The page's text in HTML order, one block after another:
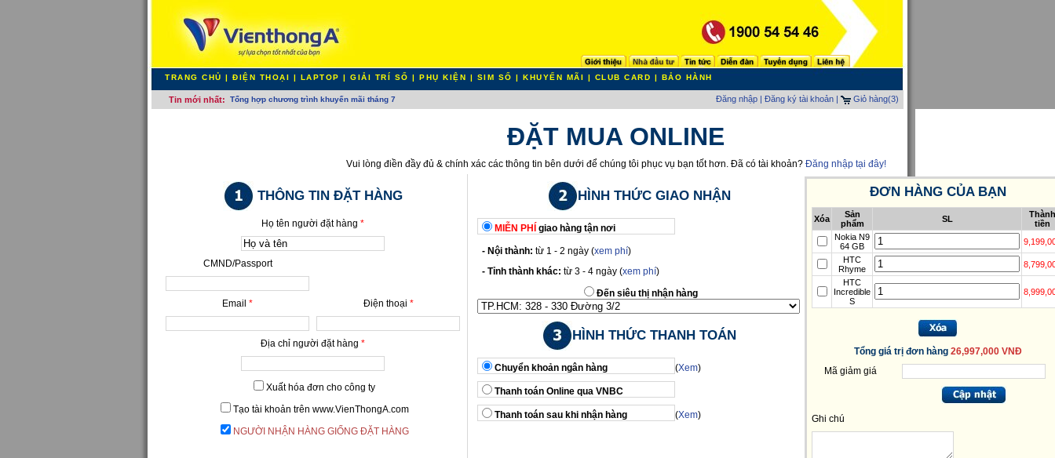
TRANG CHỦ | ĐIỆN THOẠI | LAPTOP | GIẢI TRÍ SỐ | PHỤ KIỆN | SIM SỐ | KHUYẾN MÃI | CLUB CARD | BẢO HÀNH
Tin mới nhất: Tổng hợp chương trình khuyến mãi tháng 7 Đăng nhập | Đăng ký tài khoản | Giỏ hàng(3)
ĐẶT MUA ONLINE
Vui lòng điền đầy đủ & chính xác các thông tin bên dưới để chúng tôi phục vụ bạn tốt hơn. Đã có tài khoản? Đăng nhập tại đây!
THÔNG TIN ĐẶT HÀNG
Họ tên người đặt hàng *
CMND/Passport
Email * Điện thoại *
Địa chỉ người đặt hàng *
Xuất hóa đơn cho công ty
Tạo tài khoản trên www.VienThongA.com
NGƯỜI NHẬN HÀNG GIỐNG ĐẶT HÀNG
HÌNH THỨC GIAO NHẬN
MIỄN PHÍ giao hàng tận nơi
- Nội thành: từ 1 - 2 ngày (xem phí)
- Tỉnh thành khác: từ 3 - 4 ngày (xem phí)
Đến siêu thị nhận hàng
HÌNH THỨC THANH TOÁN
Chuyển khoản ngân hàng (Xem)
Thanh toán Online qua VNBC
Thanh toán sau khi nhận hàng (Xem)
ĐƠN HÀNG CỦA BẠN
Xóa
Sản
phẩm
SL
Thành
tiền
Nokia N9
64 GB
HTC
Rhyme
HTC
Incredible
S
Tổng giá trị đơn hàng 26,997,000 VNĐ
Mã giảm giá
Ghi chú